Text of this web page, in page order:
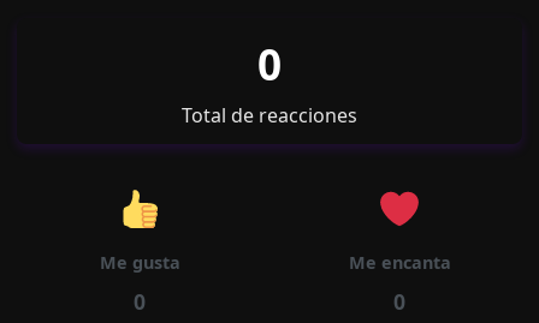
0
Total de reacciones
Me gusta
0
Me encanta
0